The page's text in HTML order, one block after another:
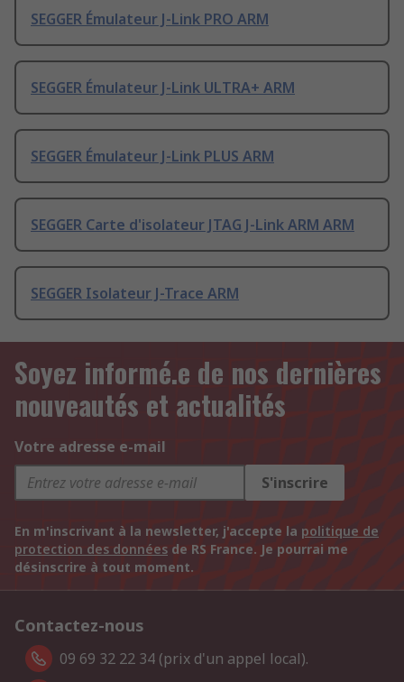
SEGGER Émulateur J-Link PRO ARM
SEGGER Émulateur J-Link ULTRA+ ARM
SEGGER Émulateur J-Link PLUS ARM
SEGGER Carte d'isolateur JTAG J-Link ARM ARM
SEGGER Isolateur J-Trace ARM
Soyez informé.e de nos dernières
nouveautés et actualités
Votre adresse e-mail
S'inscrire
En m'inscrivant à la newsletter, j'accepte la politique de
protection des données de RS France. Je pourrai me
désinscrire à tout moment.
Contactez-nous
09 69 32 22 34 (prix d'un appel local).